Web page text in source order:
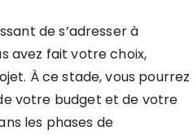
de s’adresser à
avez fait votre choix,
À ce stade, vous pourrez
votre budget et de votre
les phases de